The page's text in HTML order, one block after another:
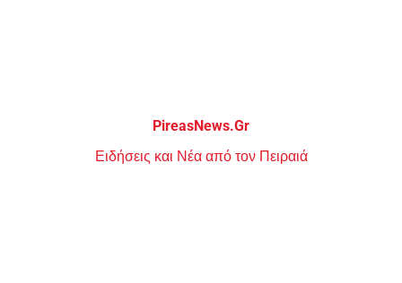
PireasNews.Gr
Ειδήσεις και Νέα από τον Πειραιά